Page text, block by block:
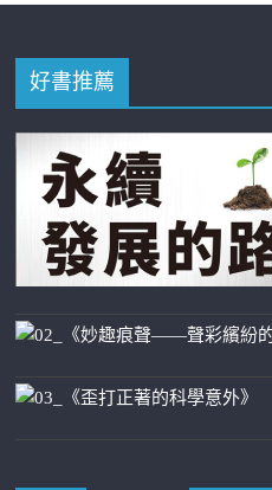
好書推薦